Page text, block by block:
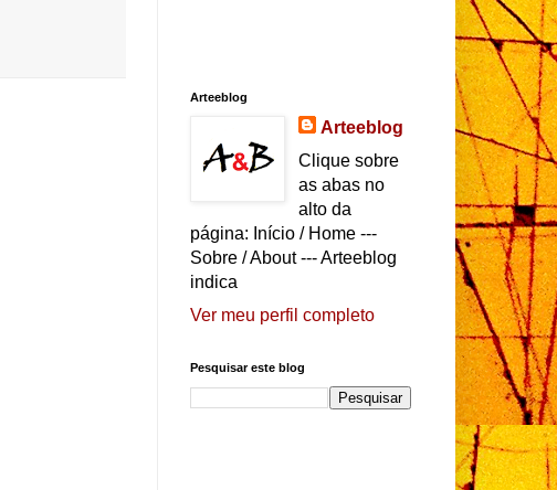
Arteeblog
Arteeblog
Clique sobre
as abas no
alto da
página: Início / Home ---
Sobre / About --- Arteeblog
indica
Ver meu perfil completo
Pesquisar este blog